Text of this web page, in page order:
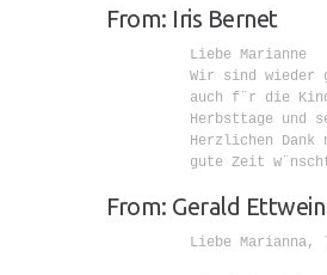
From: Iris Bernet
          Liebe Marianne
Wir sind wieder
auch f¨r die
Herbsttage und
Herzlichen Dank
gute Zeit
From: Gerald Ettwein
Liebe Marianna,